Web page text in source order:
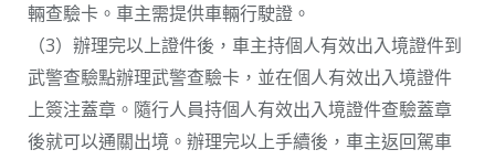
輛查驗卡。車主需提供車輛行駛證。
（3）辦理完以上證件後，車主持個人有效出入境證件到
武警查驗點辦理武警查驗卡，並在個人有效出入境證件
上簽注蓋章。隨行人員持個人有效出入境證件查驗蓋章
後就可以通關出境。辦理完以上手續後，車主返回駕車